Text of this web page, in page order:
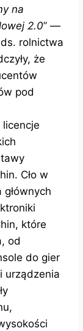
na
2.0” —
rolnictwa
że
pod
licencje
Cło w
które
od
do gier
urządzenia